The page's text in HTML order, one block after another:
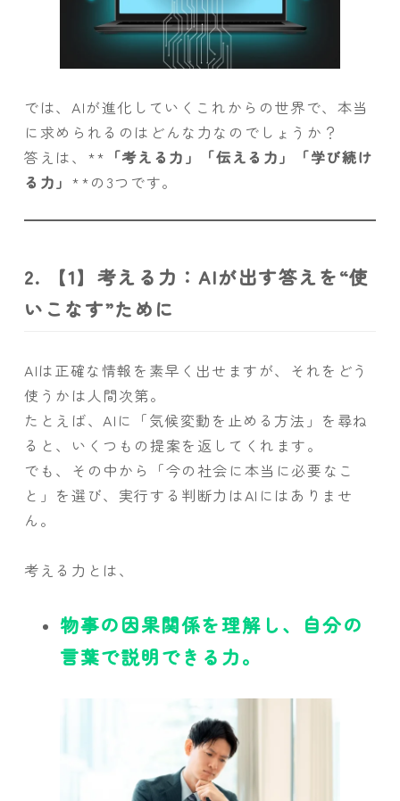
では、AIが進化していくこれからの世界で、本当
に求められるのはどんな力なのでしょうか？
答えは、** 「考える力」「伝える力」「学び続け
る力」 **の3つです。
2. 【1】考える力：AIが出す答えを“使
いこなす”ために
AIは正確な情報を素早く出せますが、それをどう
使うかは人間次第。
たとえば、AIに「気候変動を止める方法」を尋ね
ると、いくつもの提案を返してくれます。
でも、その中から「今の社会に本当に必要なこ
と」を選び、実行する判断力はAIにはありませ
ん。
考える力とは、
物事の因果関係を理解し、自分の
言葉で説明できる力。